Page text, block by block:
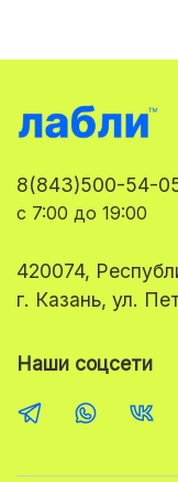
8(843)500-54-
с 7:00 до 19:00
420074,
г. Казань, ул.
Наши соцсети